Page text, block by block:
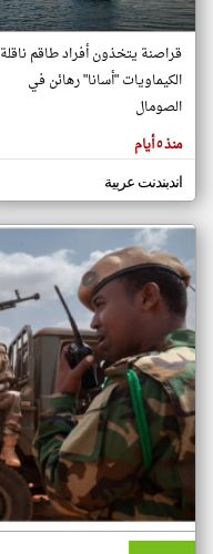
المقالات
هنا عن
وجهة
كاتبيها.
قراصنة يتخذون أفراد طاقم ناقلة
الكيماويات "أسانا" رهائن في
الصومال
منذ ٥ أيام
اندبندنت عربية